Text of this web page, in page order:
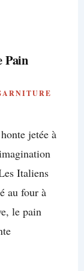
Pain
jetée à
Italiens
au four à
le pain